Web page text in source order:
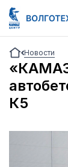
Новости
К5